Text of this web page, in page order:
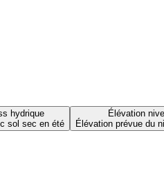
hydrique
sol sec en été
Élévation
Élévation prévue du